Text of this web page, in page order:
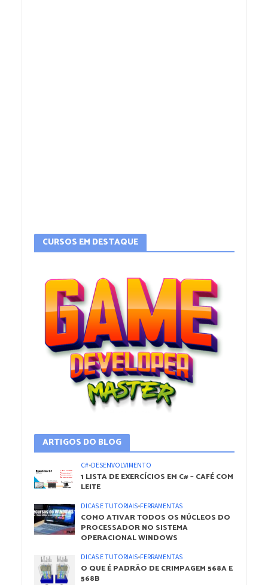
CURSOS EM DESTAQUE
ARTIGOS DO BLOG
C#•DESENVOLVIMENTO
1 LISTA DE EXERCÍCIOS EM C# – CAFÉ COM
LEITE
DICAS E TUTORIAIS•FERRAMENTAS
COMO ATIVAR TODOS OS NÚCLEOS DO
PROCESSADOR NO SISTEMA
OPERACIONAL WINDOWS
DICAS E TUTORIAIS•FERRAMENTAS
O QUE É PADRÃO DE CRIMPAGEM 568A E
568B